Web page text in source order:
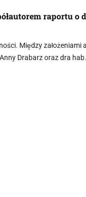
raportu o
Między założeniami
Drabarz oraz dra